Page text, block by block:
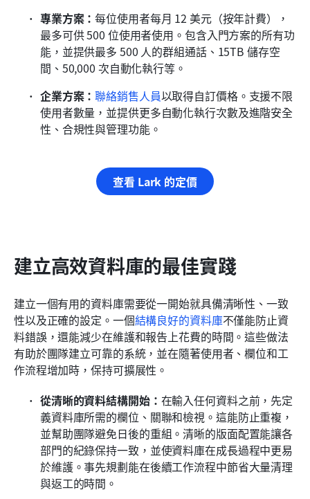
專業方案：每位使用者每月 12 美元（按年計費），
最多可供 500 位使用者使用。包含入門方案的所有功
能，並提供最多 500 人的群組通話、15TB 儲存空
間、50,000 次自動化執行等。
企業方案：聯絡銷售人員以取得自訂價格。支援不限
使用者數量，並提供更多自動化執行次數及進階安全
性、合規性與管理功能。
查看 Lark 的定價
建立高效資料庫的最佳實踐
建立一個有用的資料庫需要從一開始就具備清晰性、一致
性以及正確的設定。一個結構良好的資料庫不僅能防止資
料錯誤，還能減少在維護和報告上花費的時間。這些做法
有助於團隊建立可靠的系統，並在隨著使用者、欄位和工
作流程增加時，保持可擴展性。
從清晰的資料結構開始： 在輸入任何資料之前，先定
義資料庫所需的欄位、關聯和檢視。這能防止重複，
並幫助團隊避免日後的重組。清晰的版面配置能讓各
部門的紀錄保持一致，並使資料庫在成長過程中更易
於維護。事先規劃能在後續工作流程中節省大量清理
與返工的時間。